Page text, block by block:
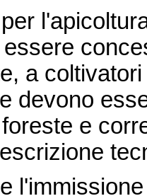
a
devono
e